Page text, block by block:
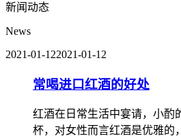
新闻动态
News
2021-01-122021-01-12
常喝进口红酒的好处
红酒在日常生活中宴请，小酌
杯，对女性而言红酒是优雅